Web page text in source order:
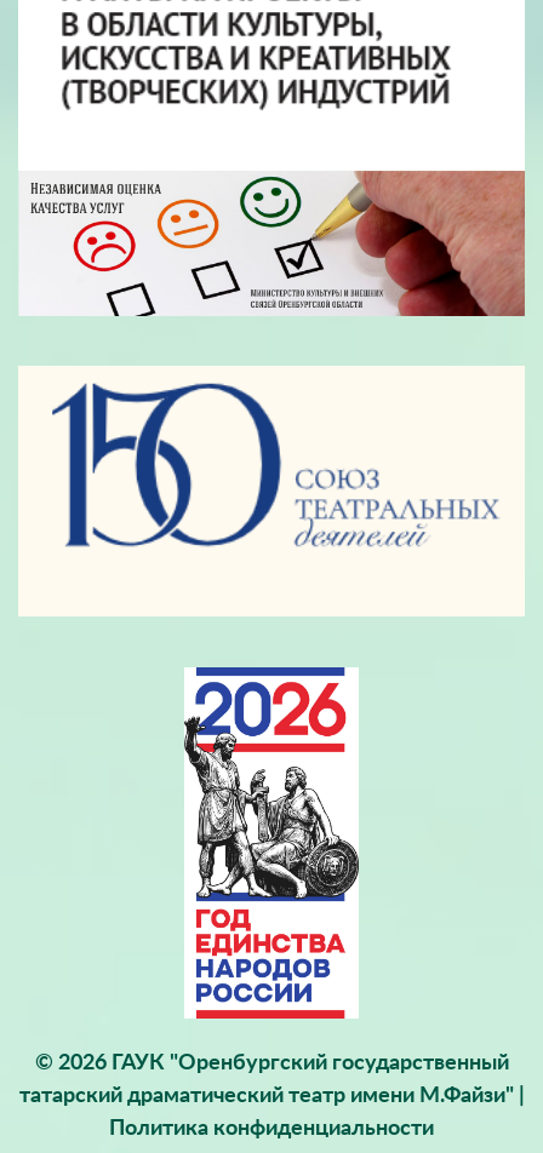
© 2026 ГАУК "Оренбургский государственный
татарский драматический театр имени М.Файзи" |
Политика конфиденциальности